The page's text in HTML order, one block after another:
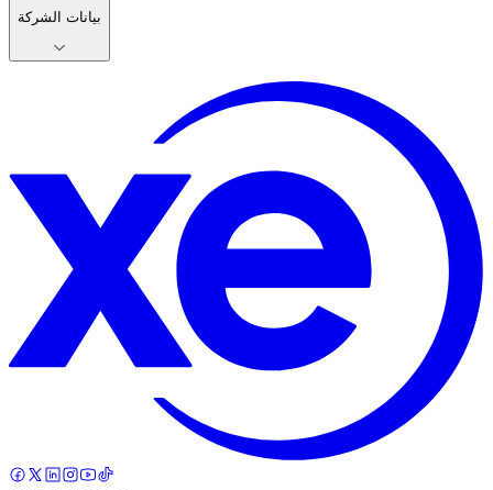
بيانات الشركة